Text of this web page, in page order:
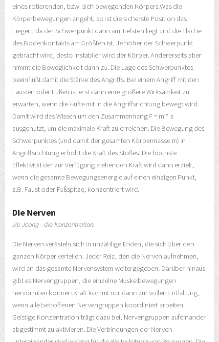
eines rotierenden, bzw. sich bewegenden Körpers.Was die
Körperbewegungen angeht, so ist die sicherste Position das
Liegen, da der Schwerpunkt dann am Tiefsten liegt und die Fläche
des Bodenkontakts am Größten ist. Je höher der Schwerpunkt
gebracht wird, desto instabiler wird der Körper. Andererseits aber
nimmt die Beweglichkeit dann zu. Die Lage des Schwerpunktes
beeinflußt damit die Stärke des Angriffs. Bei einem Angriff mit den
Fäusten oder Füßen ist erst dann eine größere Wirksamkeit zu
erwarten, wenn die Hüfte mit in die Angriffsrichtung bewegt wird.
Damit wird das Wissen um den Zusammenhang F = m * a
ausgenutzt, um die maximale Kraft zu erreichen. Die Bewegung des
Schwerpunktes (und damit der gesamten Körpermasse m) in
Angriffsrichtung erhöht die Kraft des Stoßes. Die höchste
Effektivität der zur Verfügung stehenden Kraft wird dann erzielt,
wenn die gesamte Bewegungsenergie auf einen einzigen Punkt,
z.B. Faust oder Fußspitze, konzentriert wird.
Die Nerven
Jip Joong - die Konzentration.
Die Nerven verästeln sich in unzählige Enden, die sich über den
ganzen Körper verteilen. Jeder Reiz, den die Nerven aufnehmen,
wird an das gesamte Nervensystem weitergegeben. Darüber hinaus
gibt es Nervengruppen, die einzelne Muskelbewegungen
hervorrufen können.Kraft kommt nur dann zur vollen Entfaltung,
wenn alle betroffenen Nervengruppen koordiniert arbeiten.
Geistige Konzentration trägt dazu bei, Nervengruppen aufeinander
abgestimmt zu aktivieren. Die Verbindungen der Nerven